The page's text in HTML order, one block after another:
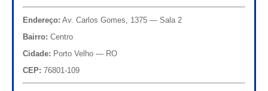
Endereço: Av. Carlos Gomes, 1375 — Sala 2
Bairro: Centro
Cidade: Porto Velho — RO
CEP: 76801-109